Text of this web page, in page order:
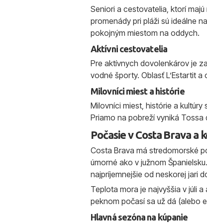
Seniori a cestovatelia, ktorí
promenády pri pláži sú ideálne
pokojným miestom na oddych.
Aktívni cestovatelia
Pre aktívnych dovolenkárov je
vodné športy. Oblasť L’Estartit
Milovníci miest a histórie
Milovníci miest, histórie a kultúry
Priamo na pobreží vyniká
Počasie v Costa Brava a
Costa Brava má stredomorské
úmorné ako v južnom
najpríjemnejšie od neskorej jari
Teplota mora je najvyššia v júli
peknom počasí sa už dá (alebo
Hlavná sezóna na kúpanie